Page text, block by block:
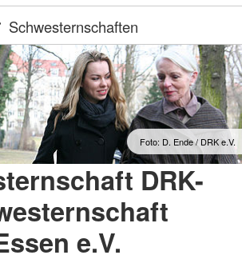
Schwesternschaften
Foto: D. Ende / DRK e.V.
DRK-
e.V.